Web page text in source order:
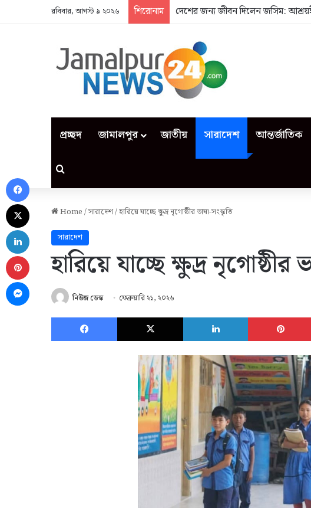
রবিবার, আগস্ট ৯ ২০২৬ শিরোনাম দেশের জন্য জীবন দিলেন জসিম:
প্রচ্ছদ জামালপুর জাতীয় সারাদেশ আন্তর্জাতিক
Search for
Home/সারাদেশ/হারিয়ে যাচ্ছে ক্ষুদ্র নৃগোষ্ঠীর ভাষা-সংস্কৃতি
সারাদেশ
হারিয়ে যাচ্ছে ক্ষুদ্র নৃগোষ্ঠীর
নিউজ ডেস্ক ফেব্রুয়ারি ২১, ২০২৬
Facebook X LinkedIn
Facebook
LinkedIn
Pinterest